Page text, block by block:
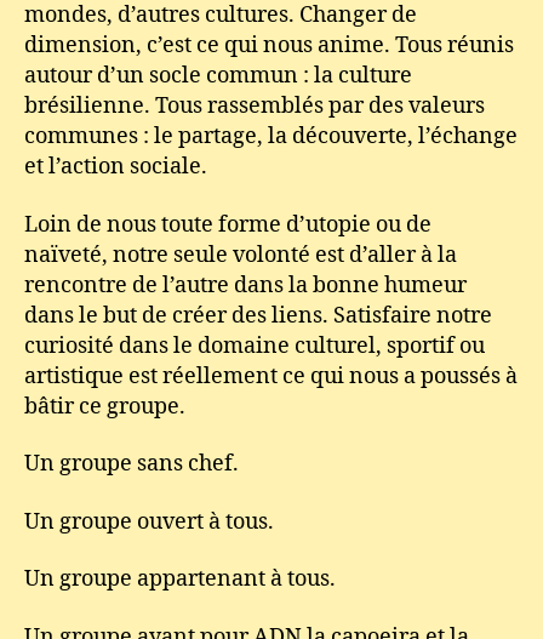
mondes, d’autres cultures. Changer de
dimension, c’est ce qui nous anime. Tous réunis
autour d’un socle commun : la culture
brésilienne. Tous rassemblés par des valeurs
communes : le partage, la découverte, l’échange
et l’action sociale.
Loin de nous toute forme d’utopie ou de
naïveté, notre seule volonté est d’aller à la
rencontre de l’autre dans la bonne humeur
dans le but de créer des liens. Satisfaire notre
curiosité dans le domaine culturel, sportif ou
artistique est réellement ce qui nous a poussés à
bâtir ce groupe.
Un groupe sans chef.
Un groupe ouvert à tous.
Un groupe appartenant à tous.